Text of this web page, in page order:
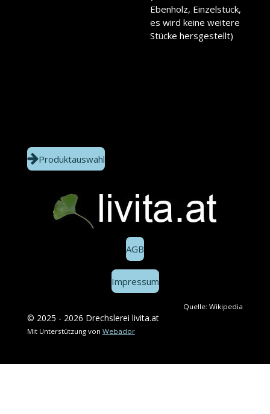
Ebenholz, Einzelstück,
es wird keine weitere
Stücke hersgestellt)
Produktauswahl
AGB
Impressum
Quelle: Wikipedia
© 2025 - 2026 Drechslerei livita.at
Mit Unterstützung von Webador